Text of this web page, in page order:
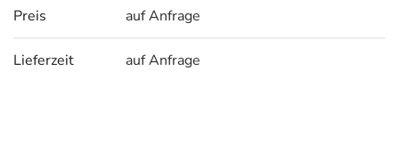
Preis auf Anfrage
Lieferzeit auf Anfrage